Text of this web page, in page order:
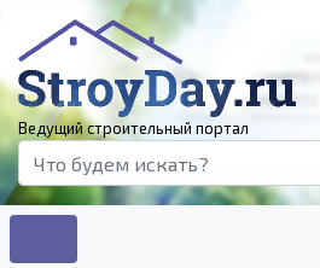
Ведущий строительный портал